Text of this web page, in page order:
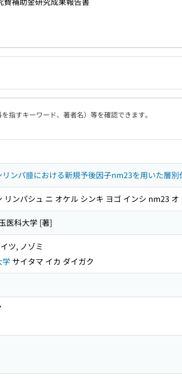
指すキーワード、著者名）等を確認できます。
ンパ腫における新規予後因子nm23を用いた層
リンパシュ ニ オケル シンキ ヨゴ インシ nm23
医科大学 [著]
ツ, ノゾミ
サイタマ イカ ダイガク